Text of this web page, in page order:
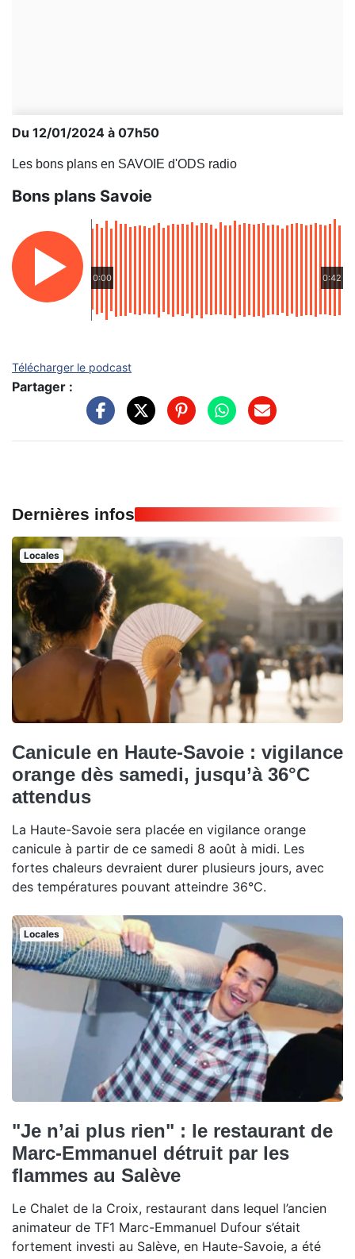
Du 12/01/2024 à 07h50
Les bons plans en SAVOIE d'ODS radio
Bons plans Savoie
0:00 0:42
Télécharger le podcast
Partager :
Dernières infos
Locales
Canicule en Haute-Savoie : vigilance
orange dès samedi, jusqu’à 36°C
attendus
La Haute-Savoie sera placée en vigilance orange
canicule à partir de ce samedi 8 août à midi. Les
fortes chaleurs devraient durer plusieurs jours, avec
des températures pouvant atteindre 36°C.
Locales
"Je n’ai plus rien" : le restaurant de
Marc-Emmanuel détruit par les
flammes au Salève
Le Chalet de la Croix, restaurant dans lequel l’ancien
animateur de TF1 Marc-Emmanuel Dufour s’était
fortement investi au Salève, en Haute-Savoie, a été